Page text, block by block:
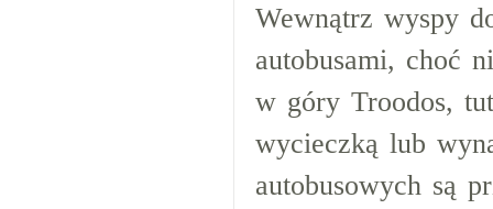
Wewnątrz wyspy
autobusami, choć
w góry Troodos,
wycieczką lub
autobusowych są